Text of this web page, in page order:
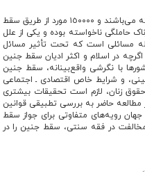
روزانه ٩١٠٠٠٠ مورد حاملگی در دنیا اتفاق می‌افتد که یک‌چهارم از این حاملگی‌ها ناخواسته می‌باشند و ١٥٠٠٠٠ مورد از طریق سقط
خطرناک حاملگی ناخواسته بوده و یکی از علل
مسائلی است که تحت تأثیر مساﺋل
در اسلام و اکثر ادیان سقط جنین
با نگرشی واقع‌بینانه، سقط جنین
و شرایط خاص اقتصادی ـ اجتماعی
زنان، لازم است تحقیقات بیشتری
حاضر به بررسی تطبیقی قوانین
رویه‌های متفاوتی برای جواز سقط
در فقه سنتی، سقط جنین را در